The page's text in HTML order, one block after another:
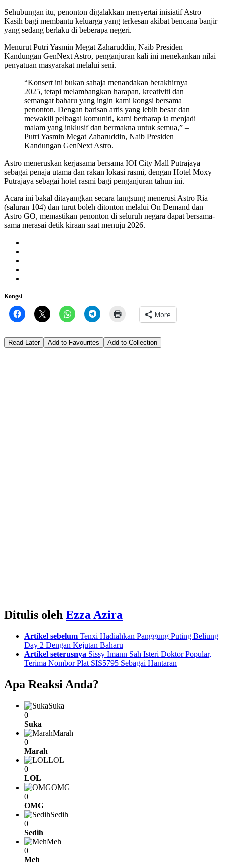
Sehubungan itu, penonton digalakkan menyertai inisiatif Astro
Kasih bagi membantu keluarga yang terkesan akibat bencana banjir
yang sedang berlaku di beberapa negeri.
Menurut Putri Yasmin Megat Zaharuddin, Naib Presiden
Kandungan GenNext Astro, penganjuran kali ini menekankan nilai
penyatuan masyarakat melalui seni.
“Konsert ini bukan sahaja menandakan berakhirnya
2025, tetapi melambangkan harapan, kreativiti dan
semangat baharu yang ingin kami kongsi bersama
penonton. Dengan barisan artis yang lebih besar dan
mewakili pelbagai komuniti, kami berharap ia menjadi
malam yang inklusif dan bermakna untuk semua,” –
Putri Yasmin Megat Zaharuddin, Naib Presiden
Kandungan GenNext Astro.
Astro meneruskan kerjasama bersama IOI City Mall Putrajaya
sebagai penaja utama dan rakan lokasi rasmi, dengan Hotel Moxy
Putrajaya sebagai hotel rasmi bagi penganjuran tahun ini.
Acara ini bakal ditayangkan secara langsung menerusi Astro Ria
(saluran 104) dan turut boleh ditonton melalui On Demand dan
Astro GO, memastikan penonton di seluruh negara dapat bersama-
sama merasai detik kiraan saat menuju 2026.
Kongsi
More
Read Later Add to Favourites Add to Collection
Ditulis oleh Ezza Azira
Artikel sebelum Tenxi Hadiahkan Panggung Puting Beliung
Day 2 Dengan Kejutan Baharu
Artikel seterusnya Sissy Imann Sah Isteri Doktor Popular,
Terima Nombor Plat SIS5795 Sebagai Hantaran
Apa Reaksi Anda?
Suka
0
Suka
Marah
0
Marah
LOL
0
LOL
OMG
0
OMG
Sedih
0
Sedih
Meh
0
Meh